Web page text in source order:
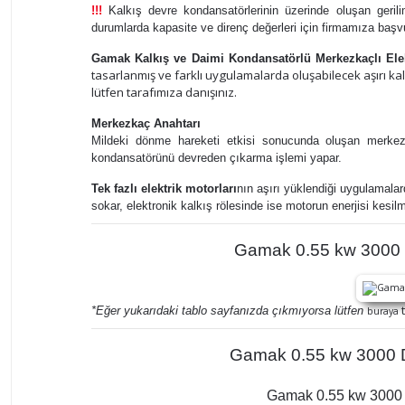
!!! Kalkış devre kondansatörlerinin üzerinde oluşan
durumlarda kapasite ve direnç değerleri için firmamıza
Gamak Kalkış ve Daimi Kondansatörlü Merkezkaçlı
tasarlanmış ve farklı uygulamalarda oluşabilecek aşırı
lütfen tarafımıza danışınız.
Merkezkaç Anahtarı
Mildeki dönme hareketi etkisi sonucunda oluşan
kondansatörünü devreden çıkarma işlemi yapar.
Tek fazlı elektrik motorlarının aşırı yüklendiği
sokar, elektronik kalkış rölesinde ise motorun enerjisi
Gamak 0.55 kw
*Eğer yukarıdaki tablo sayfanızda çıkmıyorsa lütfenburaya
Gamak 0.55 kw 3000
Gamak 0.55 kw